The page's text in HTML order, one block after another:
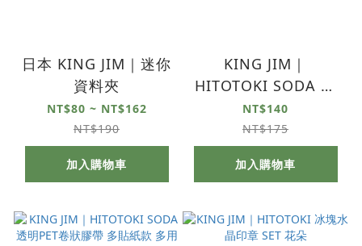
日本 KING JIM｜迷你
資料夾
NT$80 ~ NT$162
NT$190
加入購物車
KING JIM｜
HITOTOKI SODA 透
明PET卷狀膠帶 單張
貼紙款 徽章 20MM
NT$140
NT$175
加入購物車